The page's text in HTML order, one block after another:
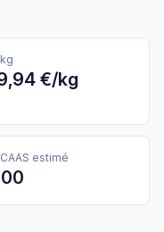
€/kg
estimé